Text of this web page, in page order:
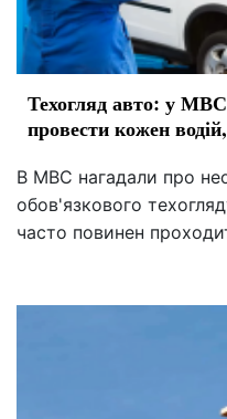
Техогляд авто: у
провести кожен
В МВС нагадали про
обов'язкового
часто повинен